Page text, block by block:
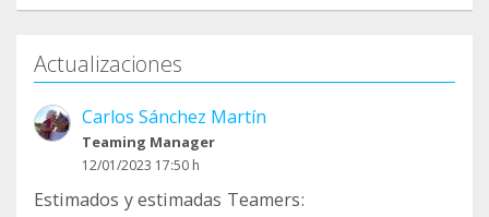
Actualizaciones
Carlos Sánchez Martín
Teaming Manager
12/01/2023 17:50 h
Estimados y estimadas Teamers: